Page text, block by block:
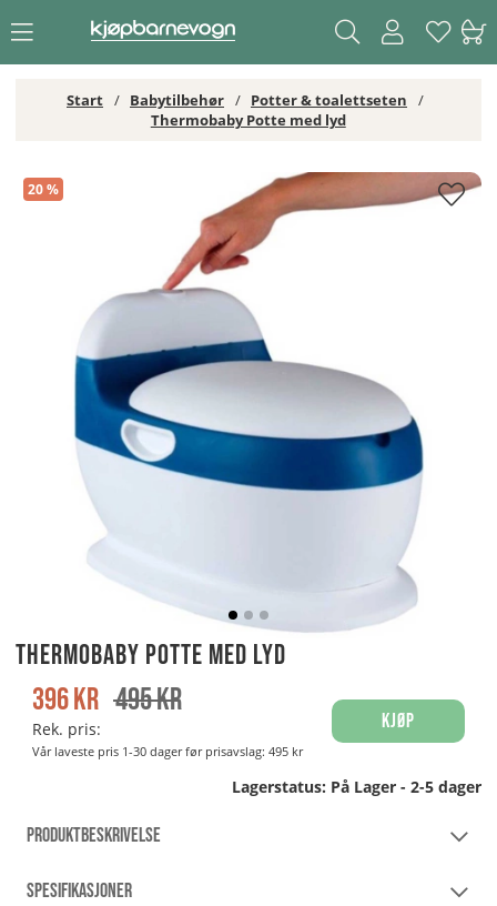
Start Babytilbehør
Potter & toalettseten
Thermobaby Potte med lyd
20
Thermobaby Potte med lyd
Thermobaby Potte med lyd
495kr
396kr
Rek. pris:
Vår laveste pris 1-30 dager før prisavslag: 495 kr
Kjøp
Lagerstatus: På Lager - 2-5 dager
PRODUKTBESKRIVELSE
SPESIFIKASJONER